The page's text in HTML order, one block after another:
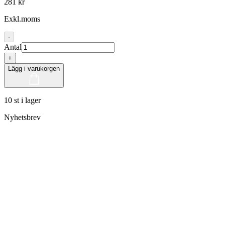
281 kr
Exkl.moms
-
Antal
+
Lägg i varukorgen
10 st i lager
Nyhetsbrev